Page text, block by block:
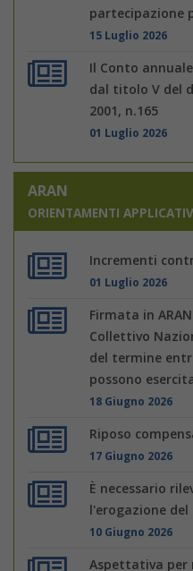
partecipazione
15 Luglio 2026
Il Conto
dal titolo V del
2001, n.165
01 Luglio 2026
ARAN
ORIENTAMENTI
Incrementi
01 Luglio 2026
Firmata in
Collettivo
del termine
possono
18 Giugno 2026
Riposo
17 Giugno 2026
È necessario
l'erogazione
10 Giugno 2026
Aspettativa per